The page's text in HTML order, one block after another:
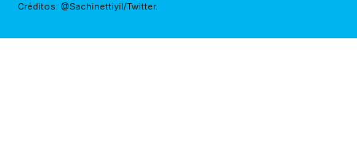
Créditos: @Sachinettiyil/Twitter.